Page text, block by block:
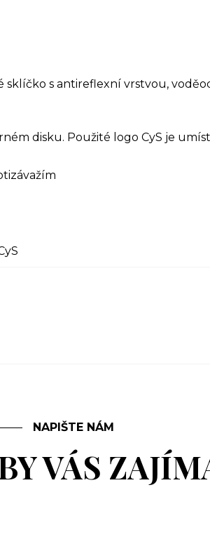
sklíčko s antireflexní vrstvou,
disku. Použité logo CyS je
NAPIŠTE NÁM
VÁS